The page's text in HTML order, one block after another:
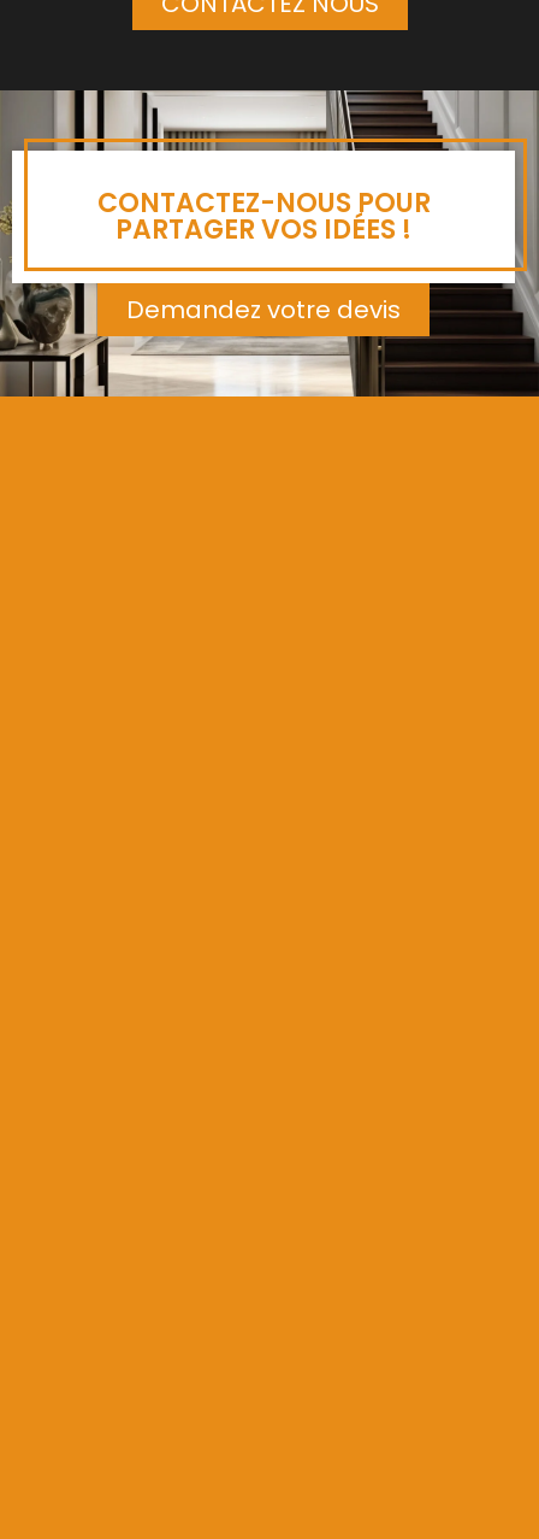
CONTACTEZ-NOUS POUR
PARTAGER VOS IDÉES !
Demandez votre devis